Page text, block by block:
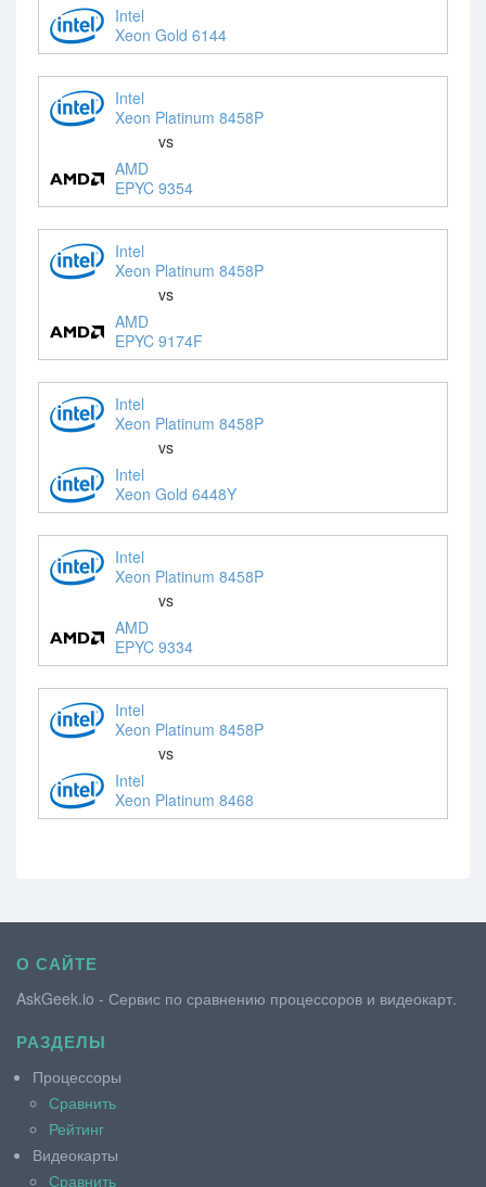
Intel
Xeon Gold 6144
Intel
Xeon Platinum 8458P
vs
AMD
EPYC 9354
Intel
Xeon Platinum 8458P
vs
AMD
EPYC 9174F
Intel
Xeon Platinum 8458P
vs
Intel
Xeon Gold 6448Y
Intel
Xeon Platinum 8458P
vs
AMD
EPYC 9334
Intel
Xeon Platinum 8458P
vs
Intel
Xeon Platinum 8468
О САЙТЕ
AskGeek.io - Сервис по сравнению процессоров и видеокарт.
РАЗДЕЛЫ
Процессоры
Сравнить
Рейтинг
Видеокарты
Сравнить